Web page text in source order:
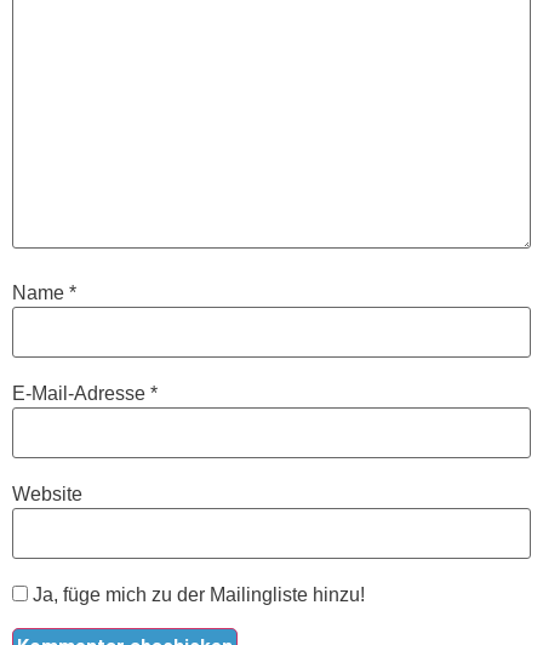
Name *
E-Mail-Adresse *
Website
Ja, füge mich zu der Mailingliste hinzu!